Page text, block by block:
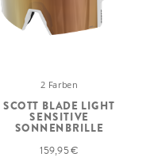
2 Farben
SCOTT BLADE LIGHT
SENSITIVE
SONNENBRILLE
159,95 €